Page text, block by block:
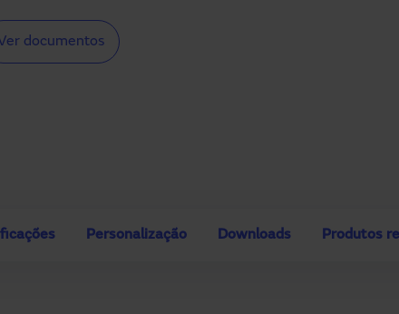
documentos
Personalização Downloads Produtos